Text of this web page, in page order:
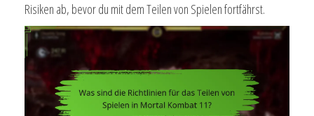
Risiken ab, bevor du mit dem Teilen von Spielen fortfährst.